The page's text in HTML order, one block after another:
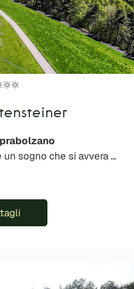
sogno che si avvera ...